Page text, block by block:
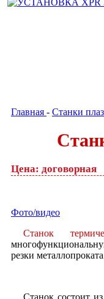
Главная - Станки
Цена: договорная
Фото/видео
Станок
резки